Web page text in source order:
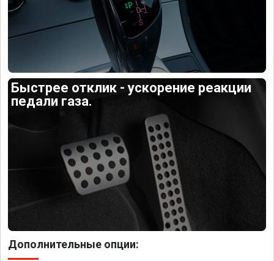
Быстрее отклик - ускорение реакции
педали газа.
Дополнительные опции: